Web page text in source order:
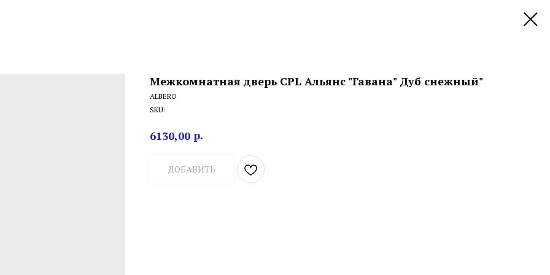
Межкомнатная дверь CPL Альянс "Гавана" Дуб снежный"
ALBERO
SKU:
6130,00 р.
ДОБАВИТЬ